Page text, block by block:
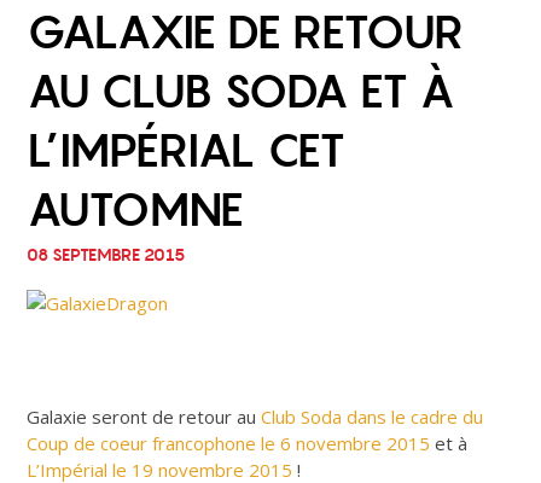
GALAXIE DE RETOUR
AU CLUB SODA ET À
L’IMPÉRIAL CET
AUTOMNE
08 SEPTEMBRE 2015
Galaxie seront de retour auClub Soda dans le cadre du
Coup de coeur francophone le 6 novembre 2015 et à
L’Impérial le 19 novembre 2015 !